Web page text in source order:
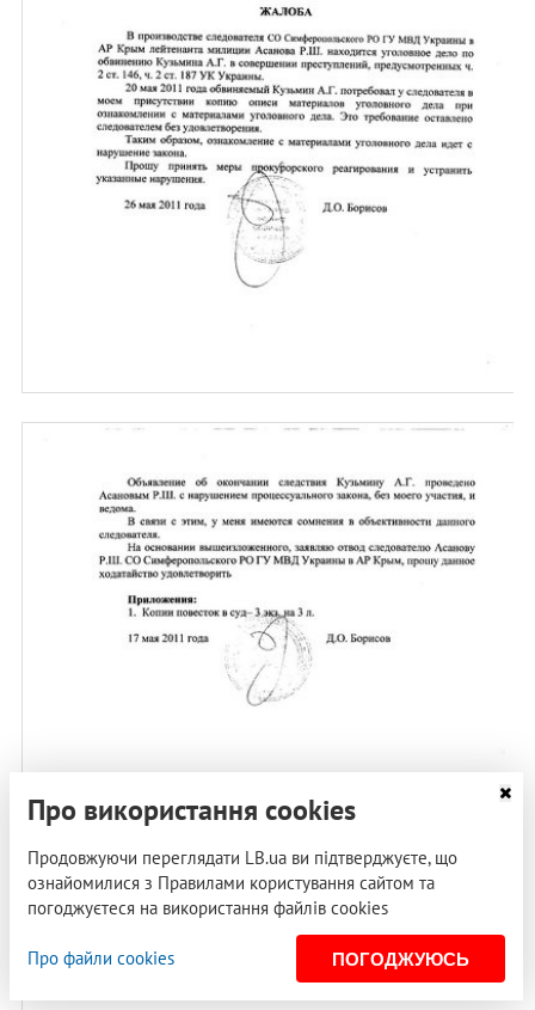
Про використання cookies
Продовжуючи переглядати LB.ua ви підтверджуєте, що
ознайомилися з Правилами користування сайтом та
погоджуєтеся на використання файлів cookies
Про файли cookies ПОГОДЖУЮСЬ